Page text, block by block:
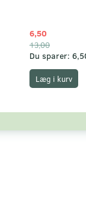
6,50
13,00
Du sparer:
Læg i kurv